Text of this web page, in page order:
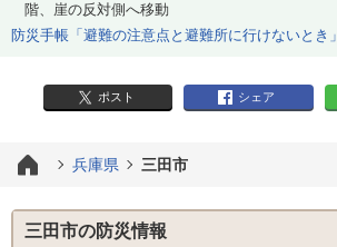
階、崖の反対側へ移動
防災手帳「避難の注意点と避難所に行けないとき」
ポスト シェア
兵庫県 三田市
三田市の防災情報